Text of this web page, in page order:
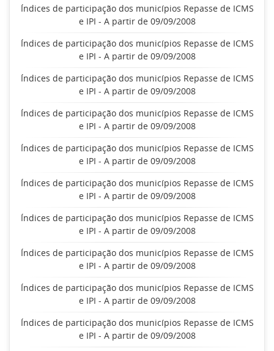
Índices de participação dos municípios Repasse de ICMS
e IPI - A partir de 09/09/2008
Índices de participação dos municípios Repasse de ICMS
e IPI - A partir de 09/09/2008
Índices de participação dos municípios Repasse de ICMS
e IPI - A partir de 09/09/2008
Índices de participação dos municípios Repasse de ICMS
e IPI - A partir de 09/09/2008
Índices de participação dos municípios Repasse de ICMS
e IPI - A partir de 09/09/2008
Índices de participação dos municípios Repasse de ICMS
e IPI - A partir de 09/09/2008
Índices de participação dos municípios Repasse de ICMS
e IPI - A partir de 09/09/2008
Índices de participação dos municípios Repasse de ICMS
e IPI - A partir de 09/09/2008
Índices de participação dos municípios Repasse de ICMS
e IPI - A partir de 09/09/2008
Índices de participação dos municípios Repasse de ICMS
e IPI - A partir de 09/09/2008